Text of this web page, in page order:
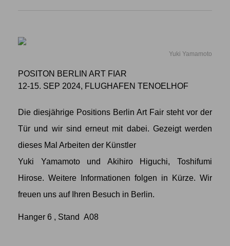
Yuki Yamamoto
POSITON BERLIN ART FIAR
12-15. SEP 2024, FLUGHAFEN TENOELHOF
Die diesjährige Positions Berlin Art Fair steht vor der
Tür und wir sind erneut mit dabei. Gezeigt werden
dieses Mal Arbeiten der Künstler
Yuki Yamamotound Akihiro Higuchi,Toshifumi
Hirose. Weitere Informationen folgen in Kürze. Wir
freuen uns auf Ihren Besuch in Berlin.
Hanger 6 , Stand A08